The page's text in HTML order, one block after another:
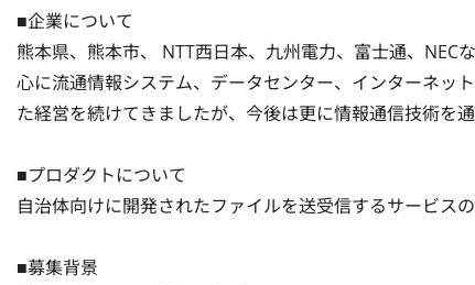
■企業について
熊本県、熊本市、 NTT西日本、九州電力、富士通、NEC
心に流通情報システム、データセンター、インターネッ
た経営を続けてきましたが、今後は更に情報通信技術を
■プロダクトについて
自治体向けに開発されたファイルを送受信するサービス
■募集背景